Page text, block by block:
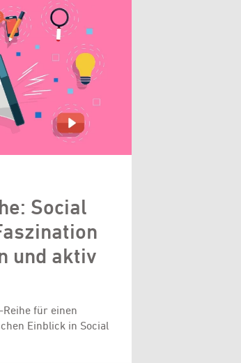
Social
und aktiv
für einen
Einblick in Social